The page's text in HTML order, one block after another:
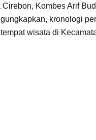
Cirebon, Kombes Arif
kronologi
wisata di